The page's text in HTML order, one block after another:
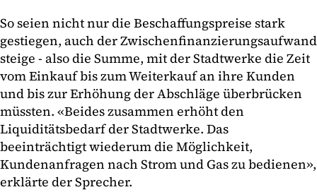
So seien nicht nur die Beschaffungspreise stark
gestiegen, auch der Zwischenfinanzierungsaufwand
steige - also die Summe, mit der Stadtwerke die Zeit
vom Einkauf bis zum Weiterkauf an ihre Kunden
und bis zur Erhöhung der Abschläge überbrücken
müssten. «Beides zusammen erhöht den
Liquiditätsbedarf der Stadtwerke. Das
beeinträchtigt wiederum die Möglichkeit,
Kundenanfragen nach Strom und Gas zu bedienen»,
erklärte der Sprecher.